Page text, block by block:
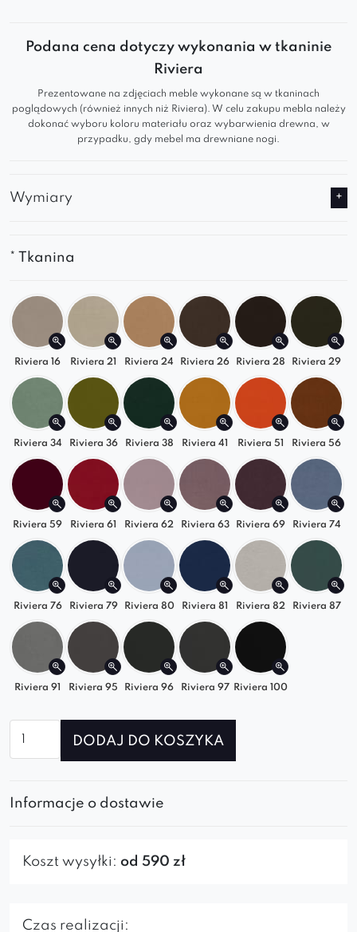
Podana cena dotyczy wykonania w tkaninie
Riviera
Prezentowane na zdjęciach meble wykonane są w tkaninach
poglądowych (również innych niż Riviera). W celu zakupu mebla należy
dokonać wyboru koloru materiału oraz wybarwienia drewna, w
przypadku, gdy mebel ma drewniane nogi.
Wymiary
* Tkanina
Riviera 16 Riviera 21 Riviera 24 Riviera 26 Riviera 28 Riviera 29
Riviera 34 Riviera 36 Riviera 38 Riviera 41 Riviera 51 Riviera 56
Riviera 59 Riviera 61 Riviera 62 Riviera 63 Riviera 69 Riviera 74
Riviera 76 Riviera 79 Riviera 80 Riviera 81 Riviera 82 Riviera 87
Riviera 91 Riviera 95 Riviera 96 Riviera 97 Riviera 100
Sofa
SL+S+RS+S+SP
DODAJ DO KOSZYKA
Informacje o dostawie
Koszt wysyłki: od 590 zł
Czas realizacji: